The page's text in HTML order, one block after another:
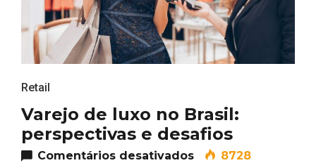
Retail
Varejo de luxo no Brasil:
perspectivas e desafios
Comentários desativadosem Varejo de luxo
8728